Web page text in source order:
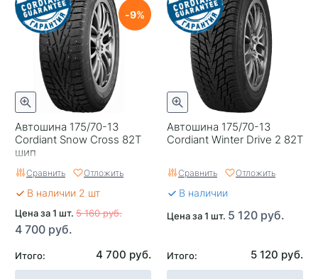
Автошина 175/70-13
Cordiant Snow Cross 82T
шип
9
Сравнить Отложить
В наличии 2 шт
Цена за 1 шт. 5 160 руб.
4 700 руб.
Итого: 4 700 руб.
Автошина 175/70-13
Cordiant Winter Drive 2 82T
Сравнить Отложить
В наличии
Цена за 1 шт. 5 120 руб.
Итого: 5 120 руб.